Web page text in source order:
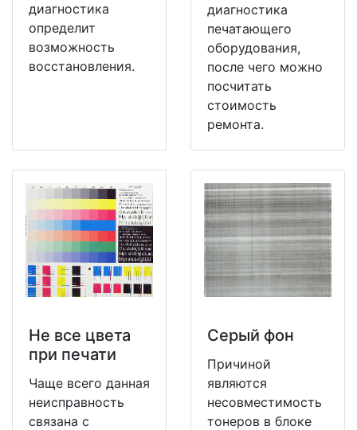
диагностика
определит
возможность
восстановления.
диагностика
печатающего
оборудования,
после чего можно
посчитать
стоимость
ремонта.
Не все цвета
при печати
Чаще всего данная
неисправность
связана с
Серый фон
Причиной
являются
несовместимость
тонеров в блоке